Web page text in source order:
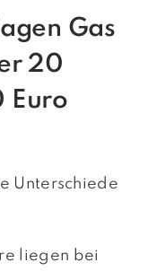
Gas
20
Euro
Unterschiede
liegen bei